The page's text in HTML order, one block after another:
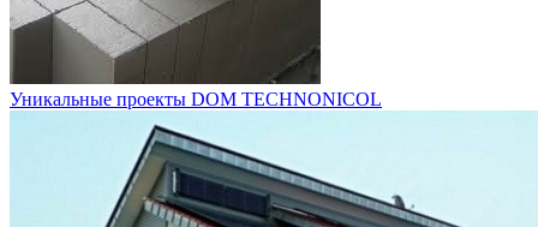
Уникальные проекты DOM TECHNONICOL